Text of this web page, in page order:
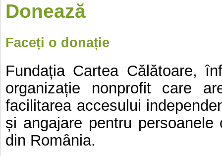
Donează
Faceți o donație
Fundația Cartea Călătoare,
organizație nonprofit care
facilitarea accesului
și angajare pentru
din România.